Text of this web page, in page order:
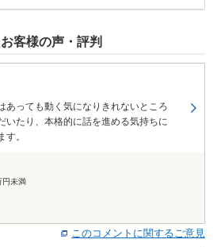
客様の声・評判
あっても動く気になりきれないところ
いたり、本格的に話を進める気持ちに
。
円未満
このコメントに関するご意見